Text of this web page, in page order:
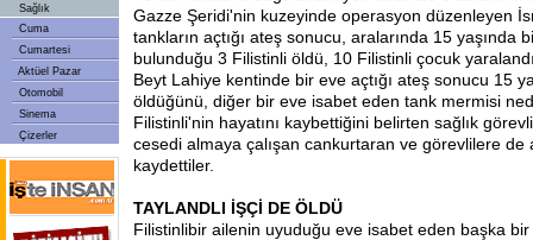
Sağlık
Cuma
Cumartesi
Aktüel Pazar
Otomobil
Sinema
Çizerler
Gazze Şeridi'nin kuzeyinde operasyon düzenleyen
tankların açtığı ateş sonucu, aralarında 15 yaşında
bulunduğu 3 Filistinli öldü, 10 Filistinli çocuk
Beyt Lahiye kentinde bir eve açtığı ateş sonucu 15
öldüğünü, diğer bir eve isabet eden tank mermisi
Filistinli'nin hayatını kaybettiğini belirten sağlık
cesedi almaya çalışan cankurtaran ve görevlilere de
kaydettiler.
TAYLANDLI İŞÇİ DE ÖLDÜ
Filistinlibir ailenin uyuduğu eve isabet eden başka bir